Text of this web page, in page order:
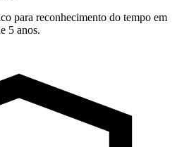
para reconhecimento do tempo em
5 anos.